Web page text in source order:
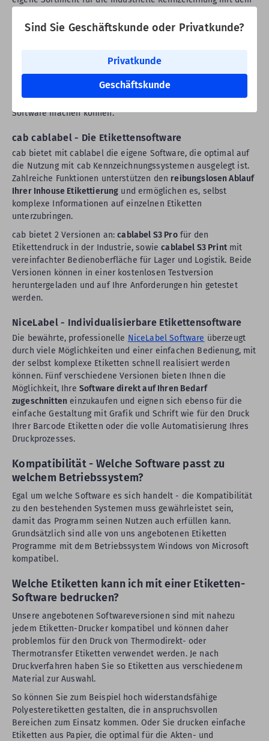
Sind Sie Geschäftskunde oder Privatkunde?
Privatkunde
Geschäftskunde
wenigen Klicks können Siekomplexe Etikettendesigns
Zebra Drucker besitzen, haben sie in der kostenlosen Basic-
Version schon die Möglichkeit, sich von der Software zu
überzeugen. Aber auch Zebra Designer Pro ist als
Testversionerhältlich, mit der Sie sich ein Bild von der
Software machen können.
cab cablabel - Die Etikettensoftware
cab bietet mit cablabel die eigene Software, die optimal auf
die Nutzung mit cab Kennzeichnungssystemen ausgelegt ist.
Zahlreiche Funktionen unterstützen den reibungslosen Ablauf
Ihrer Inhouse Etikettierung und ermöglichen es, selbst
komplexe Informationen auf einzelnen Etiketten
unterzubringen.
cab bietet 2 Versionen an:cablabel S3 Profür den
Etikettendruck in der Industrie, sowiecablabel S3 Printmit
vereinfachter Bedienoberfläche für Lager und Logistik. Beide
Versionen können in einer kostenlosen Testversion
heruntergeladen und auf Ihre Anforderungen hin getestet
werden.
NiceLabel - Individualisierbare Etikettensoftware
Die bewährte, professionelle NiceLabel Software überzeugt
durch viele Möglichkeiten und einer einfachen Bedienung, mit
der selbst komplexe Etiketten schnell realisiert werden
können. Fünf verschiedene Versionen bieten Ihnen die
Möglichkeit, Ihre Software direkt auf Ihren Bedarf
zugeschnitten einzukaufen und eignen sich ebenso für die
einfache Gestaltung mit Grafik und Schrift wie für den Druck
Ihrer Barcode Etiketten oder die volle Automatisierung Ihres
Druckprozesses.
Kompatibilität - Welche Software passt zu
welchem Betriebssystem?
Egal um welche Software es sich handelt - die Kompatibilität
zu den bestehenden Systemen muss gewährleistet sein,
damit das Programm seinen Nutzen auch erfüllen kann.
Grundsätzlich sind alle von uns angebotenen Etiketten
Programme mit dem Betriebssystem Windows von Microsoft
kompatibel.
Welche Etiketten kann ich mit einer Etiketten-
Software bedrucken?
Unsere angebotenen Softwareversionen sind mit nahezu
jedem Etiketten-Drucker kompatibel und können daher
problemlos für den Druck von Thermodirekt- oder
Thermotransfer Etiketten verwendet werden. Je nach
Druckverfahren haben Sie so Etiketten aus verschiedenem
Material zur Auswahl.
So können Sie zum Beispiel hoch widerstandsfähige
Polyesteretiketten gestalten, die in anspruchsvollen
Bereichen zum Einsatz kommen. Oder Sie drucken einfache
Etiketten aus Papier, die optimal für die Akten- und